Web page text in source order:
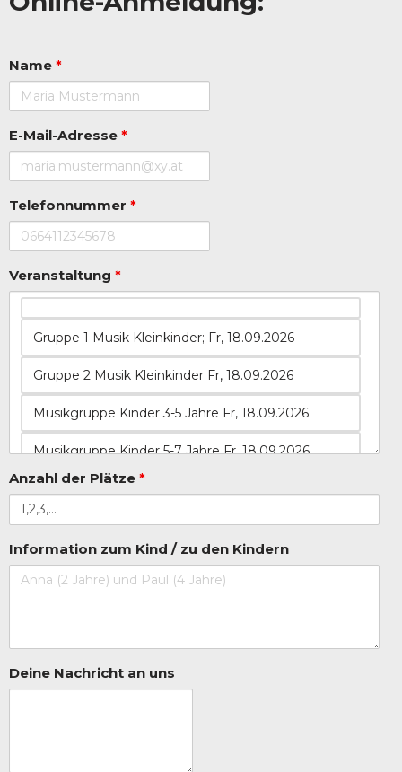
Name *
E-Mail-Adresse *
Telefonnummer *
Veranstaltung *
Anzahl der Plätze *
Information zum Kind / zu den Kindern
Deine Nachricht an uns